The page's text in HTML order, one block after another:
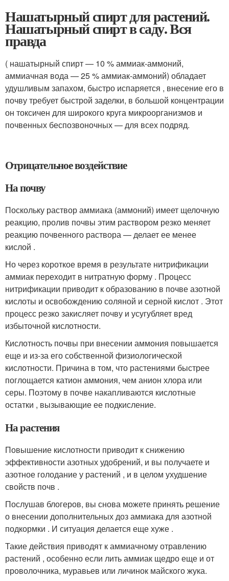
Нашатырный спирт для растений.
Нашатырный спирт в саду. Вся
правда
( нашатырный спирт — 10 % аммиак-аммоний,
аммиачная вода — 25 % аммиак-аммоний) обладает
удушливым запахом, быстро испаряется , внесение его в
почву требует быстрой заделки, в большой концентрации
он токсичен для широкого круга микроорганизмов и
почвенных беспозвоночных — для всех подряд.
Отрицательное воздействие
На почву
Поскольку раствор аммиака (аммоний) имеет щелочную
реакцию, пролив почвы этим раствором резко меняет
реакцию почвенного раствора — делает ее менее
кислой .
Но через короткое время в результате нитрификации
аммиак переходит в нитратную форму . Процесс
нитрификации приводит к образованию в почве азотной
кислоты и освобождению соляной и серной кислот . Этот
процесс резко закисляет почву и усугубляет вред
избыточной кислотности.
Кислотность почвы при внесении аммония повышается
еще и из-за его собственной физиологической
кислотности. Причина в том, что растениями быстрее
поглощается катион аммония, чем анион хлора или
серы. Поэтому в почве накапливаются кислотные
остатки , вызывающие ее подкисление.
На растения
Повышение кислотности приводит к снижению
эффективности азотных удобрений, и вы получаете и
азотное голодание у растений , и в целом ухудшение
свойств почв .
Послушав блогеров, вы снова можете принять решение
о внесении дополнительных доз аммиака для азотной
подкормки . И ситуация делается еще хуже .
Такие действия приводят к аммиачному отравлению
растений , особенно если лить аммиак щедро еще и от
проволочника, муравьев или личинок майского жука.